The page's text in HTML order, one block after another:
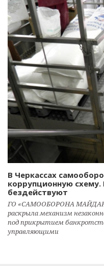
В Черкассах
коррупционную
бездействуют
ГО «САМООБОРОНА
раскрыла механизм
под прикрытием
управляющими